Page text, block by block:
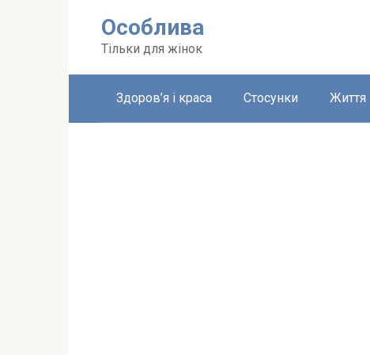
Особлива
Тільки для жінок
Здоров’я і краса Стосунки Життя